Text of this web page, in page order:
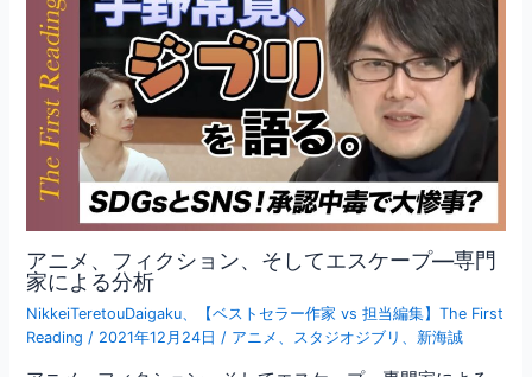
アニメ、フィクション、そしてエスケープ―専門
家による分析
NikkeiTeretouDaigaku
【ベストセラー作家 vs 担当編集】The First
Reading / 2021年12月24日 / アニメ スタジオジブリ 新海誠